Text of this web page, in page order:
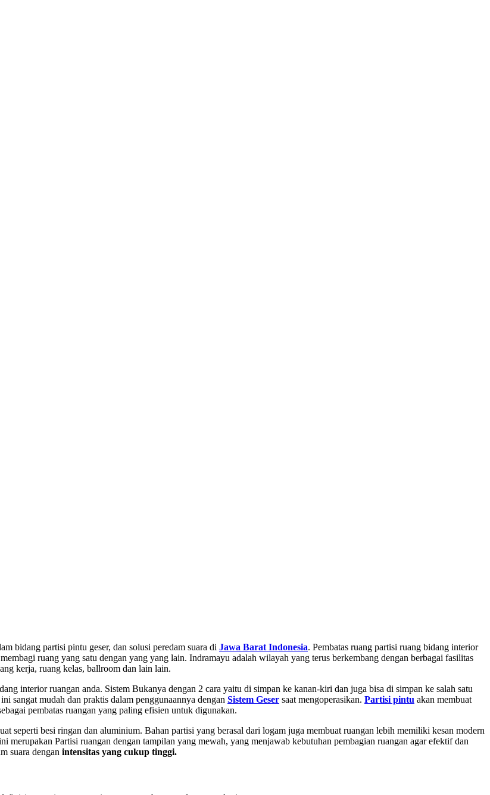
bidang partisi pintu geser, dan solusi peredam suara di Jawa Barat Indonesia. Pembatas ruang partisi ruang bidang interior
ruang yang satu dengan yang yang lain. Indramayu adalah wilayah yang terus berkembang dengan berbagai fasilitas
kerja, ruang kelas, ballroom dan lain lain.
interior ruangan anda. Sistem Bukanya dengan 2 cara yaitu di simpan ke kanan-kiri dan juga bisa di simpan ke salah satu
sangat mudah dan praktis dalam penggunaannya dengan Sistem Geser saat mengoperasikan. Partisi pintu akan membuat
pembatas ruangan yang paling efisien untuk digunakan.
seperti besi ringan dan aluminium. Bahan partisi yang berasal dari logam juga membuat ruangan lebih memiliki kesan modern
merupakan Partisi ruangan dengan tampilan yang mewah, yang menjawab kebutuhan pembagian ruangan agar efektif dan
suara dengan intensitas yang cukup tinggi.